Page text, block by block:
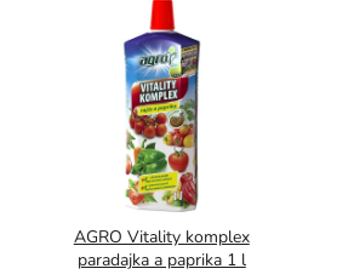
AGRO Vitality komplex
paradajka a paprika 1 l